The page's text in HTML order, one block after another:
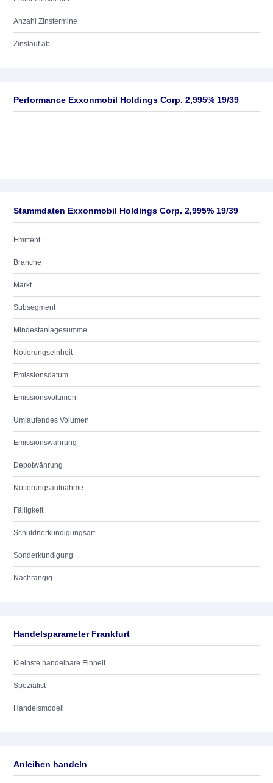
Anzahl Zinstermine
Zinslauf ab
Performance Exxonmobil Holdings Corp. 2,995% 19/39
Stammdaten Exxonmobil Holdings Corp. 2,995% 19/39
Emittent
Branche
Markt
Subsegment
Mindestanlagesumme
Notierungseinheit
Emissionsdatum
Emissionsvolumen
Umlaufendes Volumen
Emissionswährung
Depotwährung
Notierungsaufnahme
Fälligkeit
Schuldnerkündigungsart
Sonderkündigung
Nachrangig
Handelsparameter Frankfurt
Kleinste handelbare Einheit
Spezialist
Handelsmodell
Anleihen handeln